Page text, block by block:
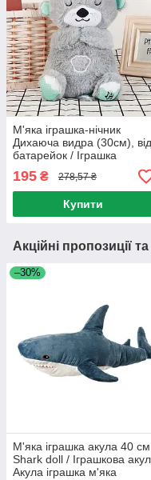
М'яка іграшка-нічник
Дихаюча видра (30см), від
батарейок / Іграшка
дихаюча видра / Нічник
для сну видра
195 ₴ 278,57 ₴
Купити
Акційні пропозиції
–30%
М'яка іграшка акула 40 см
Shark doll / Іграшкова
Акула іграшка м'яка